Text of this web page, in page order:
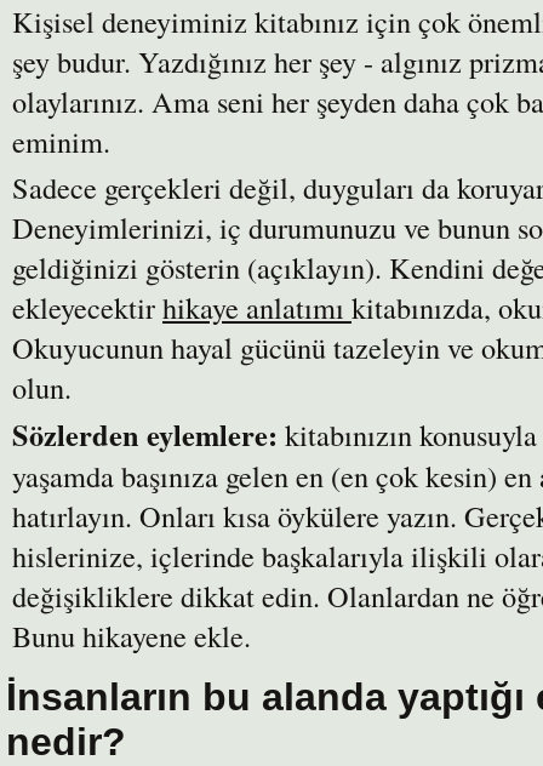
Kişisel deneyiminiz kitabınız için çok
şey budur. Yazdığınız her şey - algınız
olaylarınız. Ama seni her şeyden daha çok
eminim.
Sadece gerçekleri değil, duyguları da
Deneyimlerinizi, iç durumunuzu ve bunun
geldiğinizi gösterin (açıklayın). Kendini
ekleyecektirhikaye anlatımı kitabınızda,
Okuyucunun hayal gücünü tazeleyin ve
olun.
Sözlerden eylemlere: kitabınızın
yaşamda başınıza gelen en (en çok kesin)
hatırlayın. Onları kısa öykülere yazın.
hislerinize, içlerinde başkalarıyla ilişkili
değişikliklere dikkat edin. Olanlardan ne
Bunu hikayene ekle.
İnsanların bu alanda
nedir?